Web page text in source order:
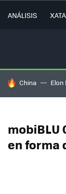
ANÁLISIS
HOY SE HABLA
China Elon
en forma